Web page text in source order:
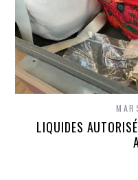
LIQUIDES